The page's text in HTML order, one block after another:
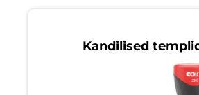
Kandilised